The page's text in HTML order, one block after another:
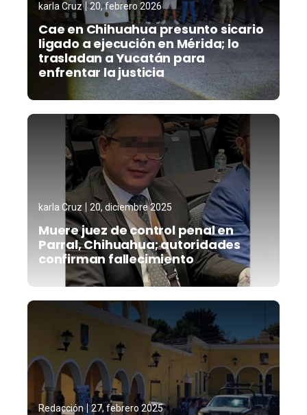
karla Cruz 20, febrero 2026
Cae en Chihuahua presunto sicario
ligado a ejecución en Mérida; lo
trasladan a Yucatán para
enfrentar la justicia
karla Cruz 20, diciembre 2025
Muere juez de control penal en
Parral, Chihuahua; autoridades
confirman fallecimiento
Redacción 27, febrero 2025